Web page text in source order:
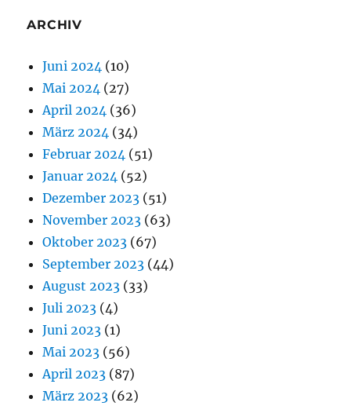
ARCHIV
Juni 2024 (10)
Mai 2024 (27)
April 2024 (36)
März 2024 (34)
Februar 2024 (51)
Januar 2024 (52)
Dezember 2023 (51)
November 2023 (63)
Oktober 2023 (67)
September 2023 (44)
August 2023 (33)
Juli 2023 (4)
Juni 2023 (1)
Mai 2023 (56)
April 2023 (87)
März 2023 (62)